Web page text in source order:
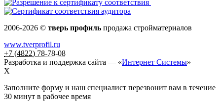
2006-2026 © тверь профиль продажа стройматериалов
www.tverprofil.ru
+7 (4822) 78-78-08
Разработка и поддержка сайта — «Интернет Системы»
X
Заполните форму и наш специалист перезвонит вам в течение
30 минут в рабочее время